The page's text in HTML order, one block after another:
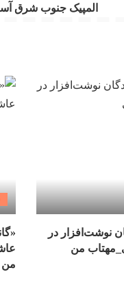
المپیک جنوب شرق
نوشت‌افزار در
من